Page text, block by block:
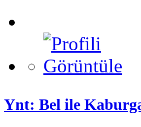
Ynt: Bel ile Kaburga